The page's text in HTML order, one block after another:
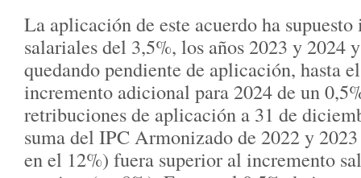
La aplicación de este acuerdo ha
salariales del 3,5%, los años 2023 y 2024
quedando pendiente de aplicación, hasta
incremento adicional para 2024 de un
retribuciones de aplicación a 31 de
suma del IPC Armonizado de 2022 y
en el 12%) fuera superior al incremento